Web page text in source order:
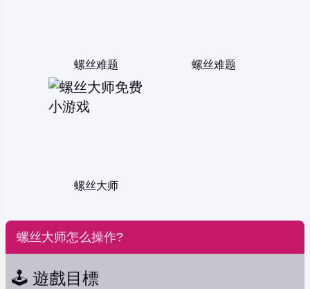
螺丝难题 螺丝难题
螺丝大师
螺丝大师怎么操作?
🕹️ 遊戲目標